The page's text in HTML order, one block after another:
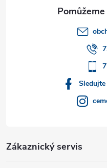
Zákaznický servis